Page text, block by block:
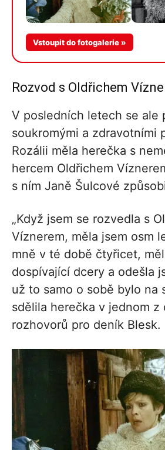
Vstoupit do fotogalerie »
Rozvod s Oldřichem
V posledních letech se ale
soukromými a zdravotními
Rozálii měla herečka s
hercem Oldřichem
s ním Janě Šulcové
„Když jsem se rozvedla s
Víznerem, měla jsem osm
mně v té době čtyřicet,
dospívající dcery a odešla
už to samo o sobě bylo na
sdělila herečka v jednom z
rozhovorů pro deník Blesk.